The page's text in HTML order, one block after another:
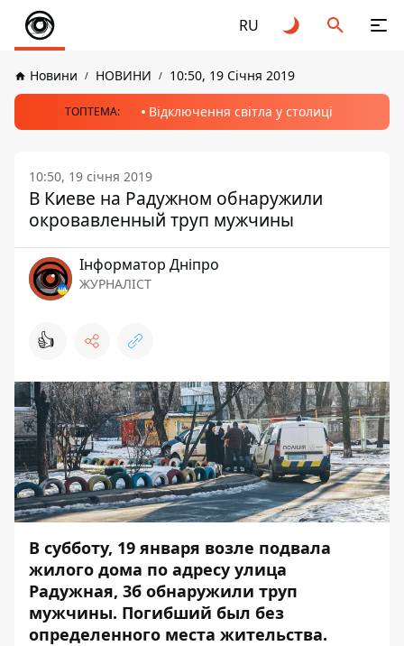
RU
Новини НОВИНИ 10:50, 19 Січня 2019
ТОПТЕМА: Відключення світла у столиці
10:50, 19 січня 2019
В Киеве на Радужном обнаружили
окровавленный труп мужчины
Інформатор Дніпро
ЖУРНАЛІСТ
👍
В субботу, 19 января возле подвала
жилого дома по адресу улица
Радужная, 3б обнаружили труп
мужчины. Погибший был без
определенного места жительства.